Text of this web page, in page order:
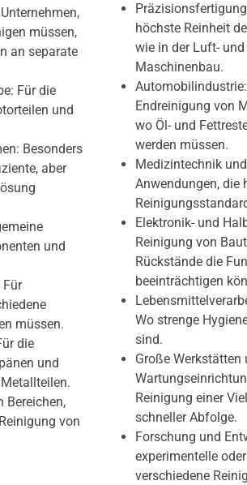
müssen,
an separate
Für die
und
Besonders
aber
und
Für
müssen.
die
und
Bereichen,
von
höchste Reinheit
wie in der Luft-
Maschinenbau.
Endreinigung von
wo Öl- und
werden müssen.
Medizintechnik
Anwendungen, die
Elektronik- und
Reinigung von
Rückstände die
beeinträchtigen
Wo strenge
sind.
Große Werkstätten
Reinigung einer
schneller Abfolge.
Forschung und
experimentelle
verschiedene